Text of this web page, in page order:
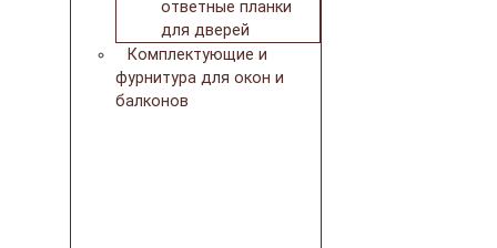
ответные планки
для дверей
Комплектующие и
фурнитура для окон и
балконов